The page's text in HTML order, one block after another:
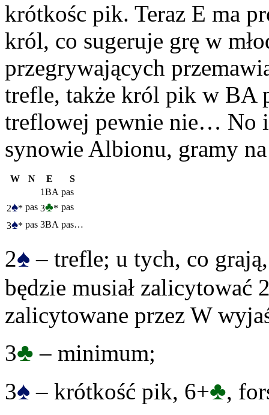
krótkośc pik. Teraz E ma
król, co sugeruje grę w
przegrywających
trefle, także król pik w BA
treflowej pewnie nie… No
synowie Albionu, gramy
W N E
S
1BA pas
2♠* pas 3♣* pas
3♠* pas 3BA pas…
2♠ – trefle; u tych, co
będzie musiał zalicytować
zalicytowane przez W
3♣ – minimum;
3♠ – krótkość pik, 6+♣,